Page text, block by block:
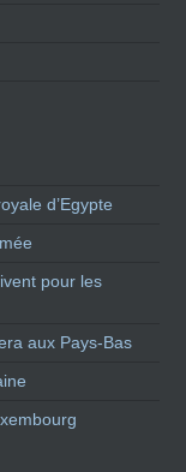
d’Egypte
pour les
aux Pays-Bas